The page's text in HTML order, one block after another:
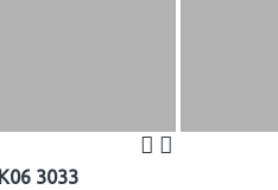
K06 3033